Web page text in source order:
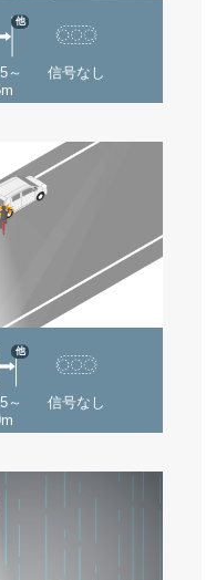
～
他
信号なし
～
他
信号なし